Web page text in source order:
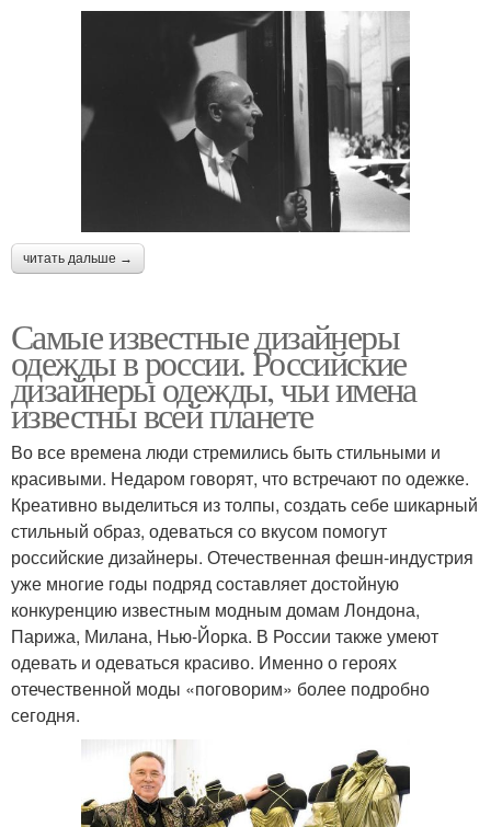
читать дальше →
Самые известные дизайнеры
одежды в россии. Российские
дизайнеры одежды, чьи имена
известны всей планете
Во все времена люди стремились быть стильными и
красивыми. Недаром говорят, что встречают по одежке.
Креативно выделиться из толпы, создать себе шикарный
стильный образ, одеваться со вкусом помогут
российские дизайнеры. Отечественная фешн-индустрия
уже многие годы подряд составляет достойную
конкуренцию известным модным домам Лондона,
Парижа, Милана, Нью-Йорка. В России также умеют
одевать и одеваться красиво. Именно о героях
отечественной моды «поговорим» более подробно
сегодня.